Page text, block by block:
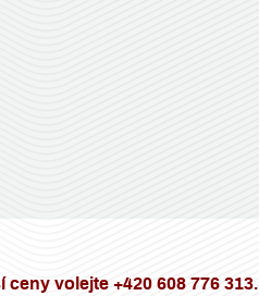
ceny volejte +420 608 776 313.